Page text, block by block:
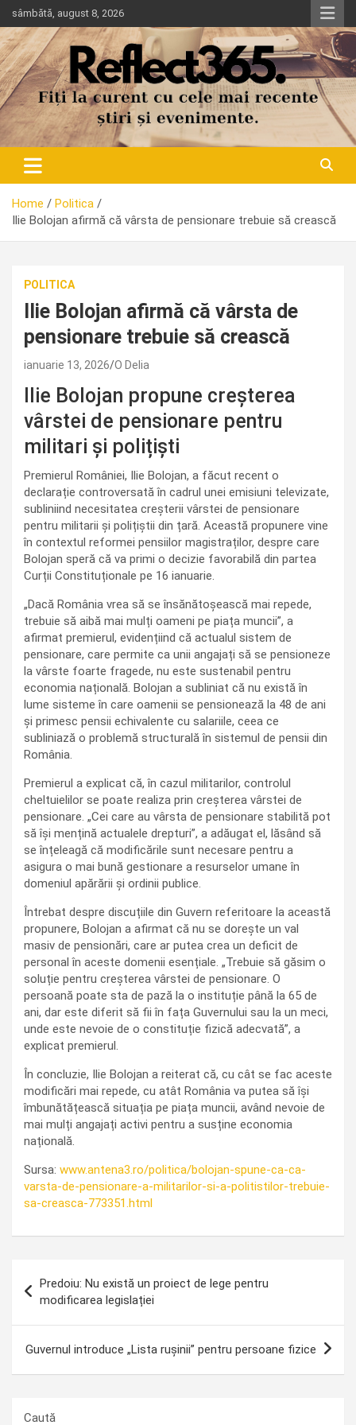
Skip
to
content
sâmbătă, august 8, 2026
Home
Politica
Ilie Bolojan afirmă că vârsta de pensionare trebuie să crească
POLITICA
Ilie Bolojan afirmă că vârsta de
pensionare trebuie să crească
ianuarie 13, 2026 O Delia
Ilie Bolojan propune creșterea
vârstei de pensionare pentru
militari și polițiști
Premierul României, Ilie Bolojan, a făcut recent o
declarație controversată în cadrul unei emisiuni televizate,
subliniind necesitatea creșterii vârstei de pensionare
pentru militarii și polițiștii din țară. Această propunere vine
în contextul reformei pensiilor magistraților, despre care
Bolojan speră că va primi o decizie favorabilă din partea
Curții Constituționale pe 16 ianuarie.
„Dacă România vrea să se însănătoșească mai repede,
trebuie să aibă mai mulți oameni pe piața muncii”, a
afirmat premierul, evidențiind că actualul sistem de
pensionare, care permite ca unii angajați să se pensioneze
la vârste foarte fragede, nu este sustenabil pentru
economia națională. Bolojan a subliniat că nu există în
lume sisteme în care oamenii se pensionează la 48 de ani
și primesc pensii echivalente cu salariile, ceea ce
subliniază o problemă structurală în sistemul de pensii din
România.
Premierul a explicat că, în cazul militarilor, controlul
cheltuielilor se poate realiza prin creșterea vârstei de
pensionare. „Cei care au vârsta de pensionare stabilită pot
să își mențină actualele drepturi”, a adăugat el, lăsând să
se înțeleagă că modificările sunt necesare pentru a
asigura o mai bună gestionare a resurselor umane în
domeniul apărării și ordinii publice.
Întrebat despre discuțiile din Guvern referitoare la această
propunere, Bolojan a afirmat că nu se dorește un val
masiv de pensionări, care ar putea crea un deficit de
personal în aceste domenii esențiale. „Trebuie să găsim o
soluție pentru creșterea vârstei de pensionare. O
persoană poate sta de pază la o instituție până la 65 de
ani, dar este diferit să fii în fața Guvernului sau la un meci,
unde este nevoie de o constituție fizică adecvată”, a
explicat premierul.
În concluzie, Ilie Bolojan a reiterat că, cu cât se fac aceste
modificări mai repede, cu atât România va putea să își
îmbunătățească situația pe piața muncii, având nevoie de
mai mulți angajați activi pentru a susține economia
națională.
Sursa: www.antena3.ro/politica/bolojan-spune-ca-ca-
varsta-de-pensionare-a-militarilor-si-a-politistilor-trebuie-
sa-creasca-773351.html
în
articole
Predoiu: Nu există un proiect de lege pentru
modificarea legislației
Guvernul introduce „Lista rușinii” pentru persoane fizice
Caută